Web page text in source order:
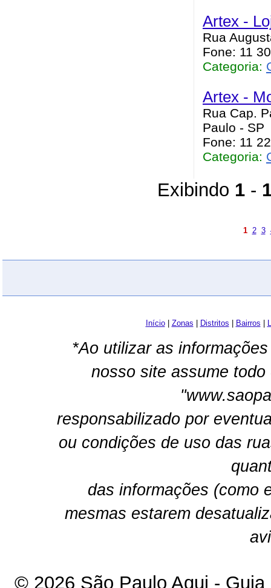
Artex -
Rua
Fone: 11
Categoria:
Artex -
Rua Cap.
Paulo - SP
Fone: 11
Categoria:
Exibindo 1 -
1 2 3
Início| Zonas Distritos Bairros
*Ao utilizar as
nosso site assume
responsabilizado por
ou condições de uso das
das informações (como
mesmas estarem
© 2026 São Paulo Aqui -